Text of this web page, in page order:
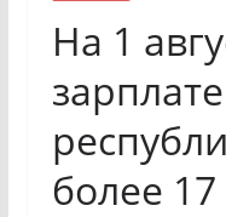
На 1
более